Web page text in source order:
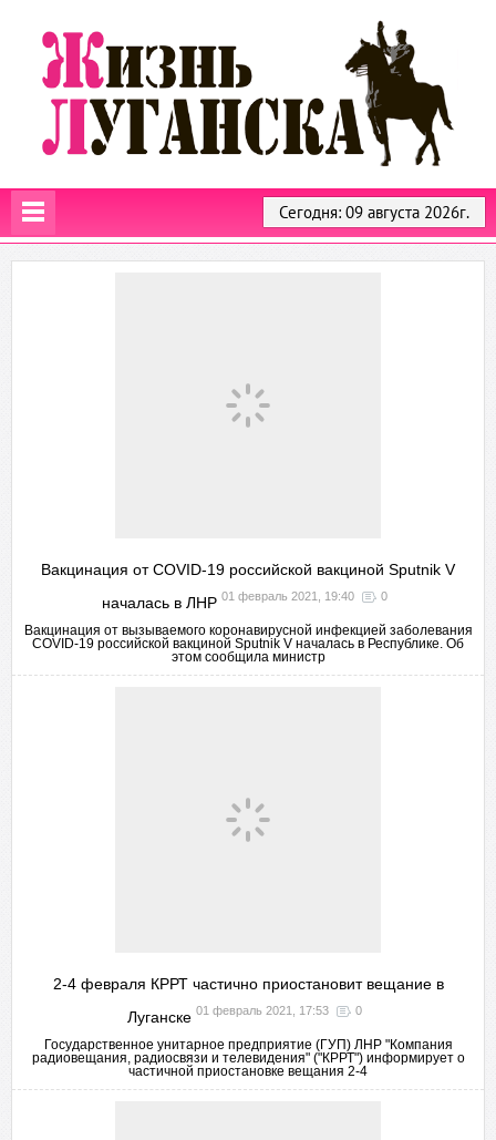
Сегодня: 09 августа 2026г.
Вакцинация от COVID-19 российской вакциной Sputnik V
началась в ЛНР 01 февраль 2021, 19:40 0
Вакцинация от вызываемого коронавирусной инфекцией заболевания
COVID-19 российской вакциной Sputnik V началась в Республике. Об
этом сообщила министр
2-4 февраля КРРТ частично приостановит вещание в
Луганске 01 февраль 2021, 17:53 0
Государственное унитарное предприятие (ГУП) ЛНР "Компания
радиовещания, радиосвязи и телевидения" ("КРРТ") информирует о
частичной приостановке вещания 2-4